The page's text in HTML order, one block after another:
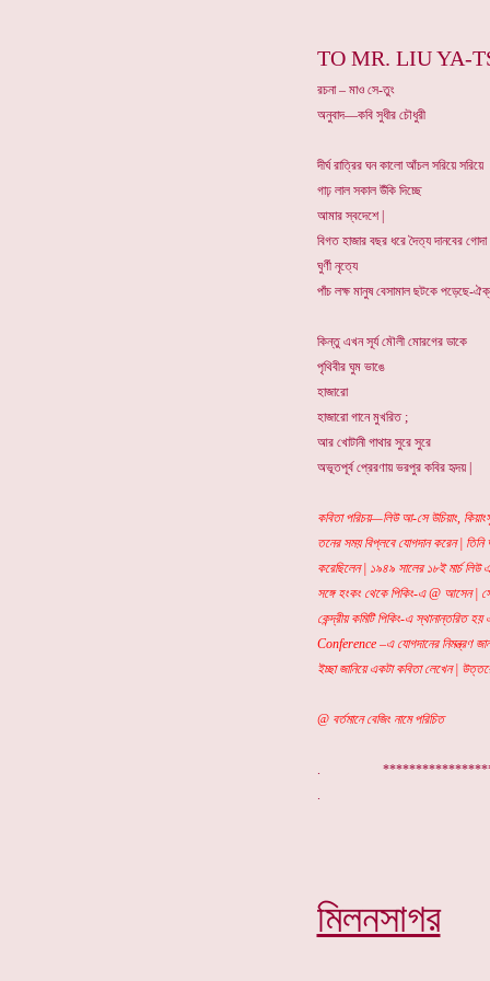
TO MR. LIU YA-
রচনা – মাও সে-তুং
অনুবাদ—কবি সুধীর চৌধুরী
দীর্ঘ রাত্রির ঘন কালো আঁচল সরিয়ে সরিয়ে
গাঢ় লাল সকাল উঁকি দিচ্ছে
আমার স্বদেশে |
বিগত হাজার বছর ধরে দৈত্য দানবের গোদা
ঘুর্ণী নৃত্যে
পাঁচ লক্ষ মানুষ বেসামাল ছটকে পড়েছে-
কিন্তু এখন সূর্য মৌলী মোরগের ডাকে
পৃথিবীর ঘুম ভাঙে
হাজারো
হাজারো গানে মুখরিত ;
আর খোটানী গাথার সুরে সুরে
অভূতপূর্ব প্রেরণায় ভরপুর কবির হৃদয় |
কবিতা পরিচয়—লিউ আ-সে উচিয়াং,
তনের সময় বিপ্লবে যোগদান করেন | তিনি
করেছিলেন | ১৯৪৯ সালের ১৮ই মার্চ
সঙ্গে হংকং থেকে পিকিং-এ @ আসেন |
কেন্দ্রীয় কমিটি পিকিং-এ স্থানান্তরিত
Conference –এ যোগদানের নিমন্ত্রণ
ইচ্ছা জানিয়ে একটা কবিতা লেখেন |
@ বর্তমানে বেজিং নামে পরিচিত
.
মিলনসাগর